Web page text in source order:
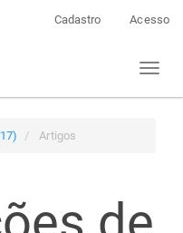
Cadastro Acesso
Toggle
Artigos